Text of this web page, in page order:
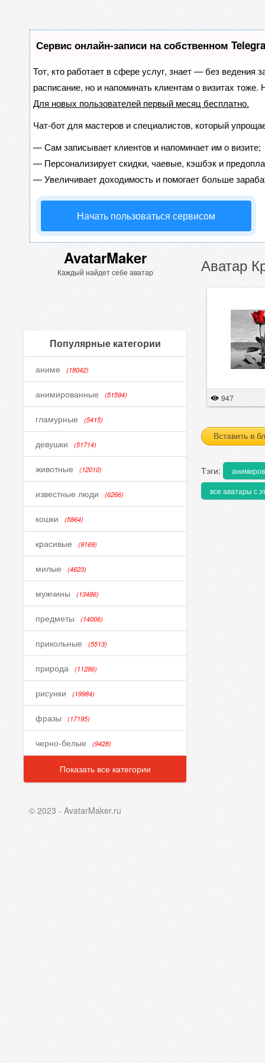
Сервис онлайн-записи на собственном
Тот, кто работает в сфере услуг, знает — без ведения
расписание, но и напоминать клиентам о визитах
Для новых пользователей первый месяц бесплатно.
Чат-бот для мастеров и специалистов, который
—Сам записывает клиентов и напоминает им о визите;
— Персонализирует скидки, чаевые, кэшбэк и
—Увеличивает доходимость и помогает больше
Начать пользоваться сервисом
AvatarMaker
Каждый найдет себе аватар
Популярные категории
аниме (18042)
анимированные (51594)
гламурные (5415)
девушки (51714)
животные (12010)
известные люди (6266)
кошки (5864)
красивые (9169)
милые (4623)
мужчины (13486)
предметы (14006)
прикольные (5513)
природа (11286)
рисунки (19984)
фразы (17195)
черно-белые (9428)
Показать все категории
Аватар
947
Вставить в
Тэги:
все аватары с
© 2023 - AvatarMaker.ru